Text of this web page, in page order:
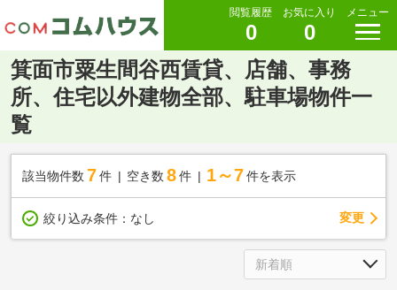
閲覧履歴
0
お気に入り
0
メニュー
箕面市粟生間谷西賃貸、店舗、事務
所、住宅以外建物全部、駐車場物件一
覧
該当物件数 7件 空き数 8 件 1～7 件を表示
絞り込み条件： なし 変更